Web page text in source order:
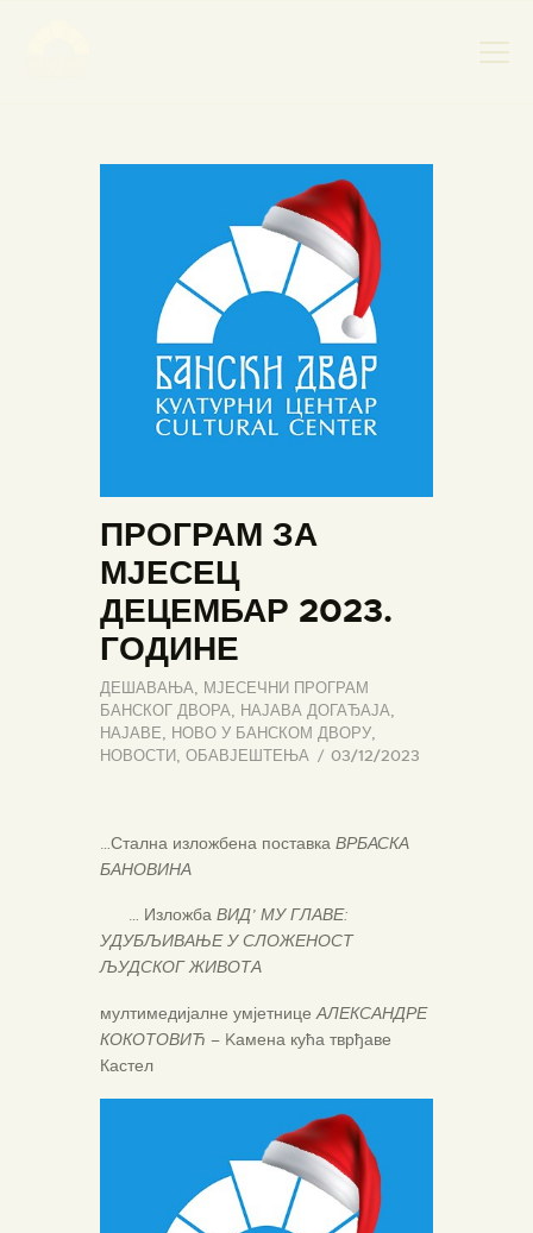
НАЈАВА ДОГАЂАЈА
БАНСКИ ДВОР
ФОТОГРАФИЈЕ
ВИДЕО
КОНТАКТ
ПРОГРАМ ЗА
МЈЕСЕЦ
ДЕЦЕМБАР 2023.
ГОДИНЕ
ДЕШАВАЊА, МЈЕСЕЧНИ ПРОГРАМ
БАНСКОГ ДВОРА, НАЈАВА ДОГАЂАЈА,
НАЈАВЕ, НОВО У БАНСКОМ ДВОРУ,
НОВОСТИ, ОБАВЈЕШТЕЊА 03/12/2023
…Стална изложбена поставка ВРБАСКА
БАНОВИНА
… Изложба ВИД’ МУ ГЛАВЕ:
УДУБЉИВАЊЕ У СЛОЖЕНОСТ
ЉУДСКОГ ЖИВОТА
мултимедијалне умјетницеАЛЕКСАНДРЕ
КОКОТОВИЋ – Kамена кућа тврђаве
Кастел